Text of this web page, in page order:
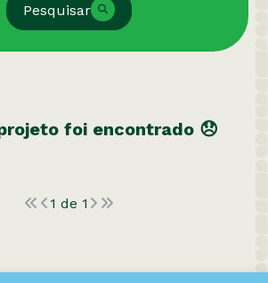
Pesquisar
foi encontrado 😞
1 de 1